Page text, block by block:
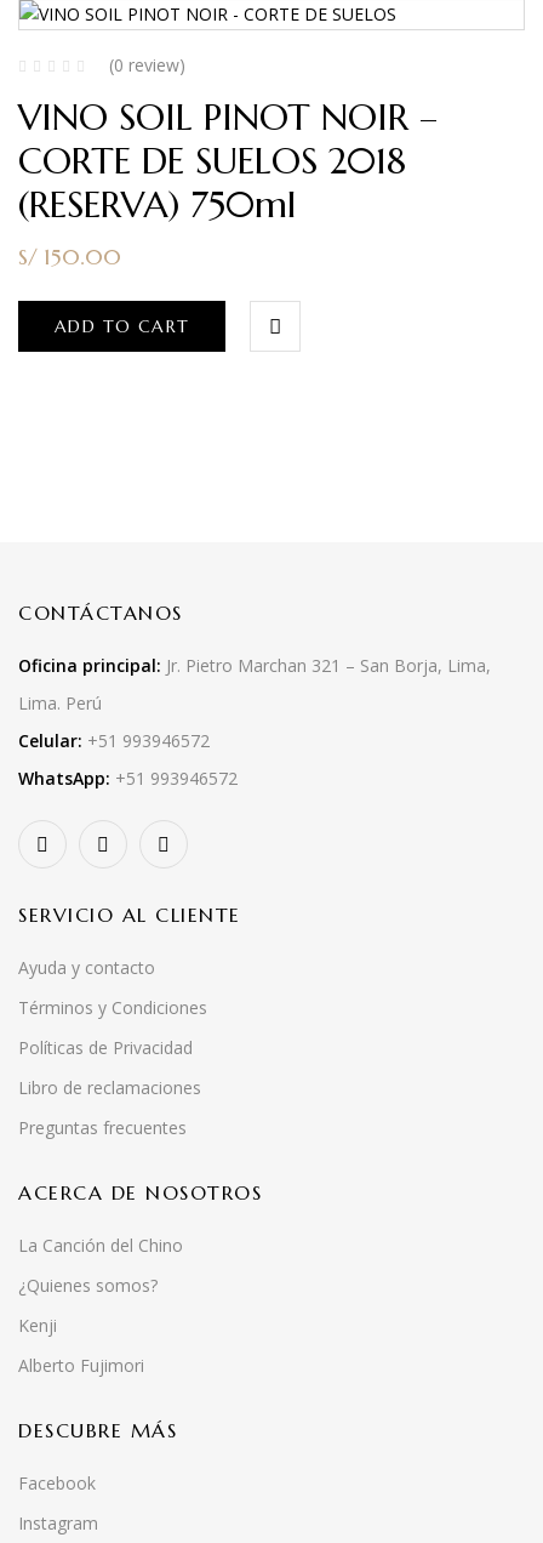
(0 review)
VINO SOIL PINOT NOIR –
CORTE DE SUELOS 2018
(RESERVA) 750ml
S/ 150.00
ADD TO CART
CONTÁCTANOS
Oficina principal: Jr. Pietro Marchan 321 – San Borja, Lima,
Lima. Perú
Celular: +51 993946572
WhatsApp: +51 993946572
SERVICIO AL CLIENTE
Ayuda y contacto
Términos y Condiciones
Políticas de Privacidad
Libro de reclamaciones
Preguntas frecuentes
ACERCA DE NOSOTROS
La Canción del Chino
¿Quienes somos?
Kenji
Alberto Fujimori
DESCUBRE MÁS
Facebook
Instagram